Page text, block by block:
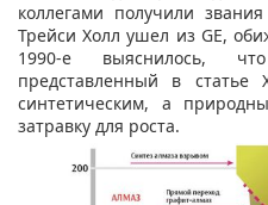
коллегами получили
Трейси Холл ушел из GE,
1990-е выяснилось,
представленный в
синтетическим, а
затравку для роста.